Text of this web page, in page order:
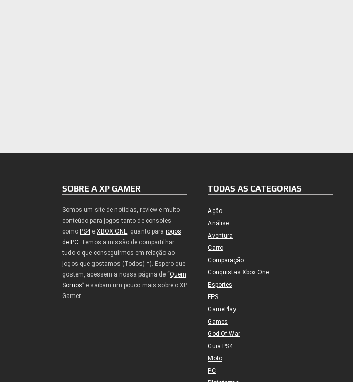
SOBRE A XP GAMER
Somos um site de notícias, review e muito
conteúdo para jogos tanto de consoles
como PS4e XBOX ONE, quanto para jogos
de PC. Temos a missão de compartilhar
tudo o que conseguirmos em relação ao
jogos que gostamos (Todos) =). Espero que
gostem, acessem a nossa página de “Quem
Somos” e saibam um pouco mais sobre o XP
Gamer.
TODAS AS CATEGORIAS
Ação
Análise
Aventura
Carro
Comparação
Conquistas Xbox One
Esportes
FPS
GamePlay
Games
God Of War
Guia PS4
Moto
PC